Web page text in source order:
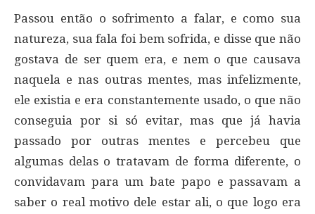
Passou então o sofrimento a falar, e como sua
natureza, sua fala foi bem sofrida, e disse que não
gostava de ser quem era, e nem o que causava
naquela e nas outras mentes, mas infelizmente,
ele existia e era constantemente usado, o que não
conseguia por si só evitar, mas que já havia
passado por outras mentes e percebeu que
algumas delas o tratavam de forma diferente, o
convidavam para um bate papo e passavam a
saber o real motivo dele estar ali, o que logo era